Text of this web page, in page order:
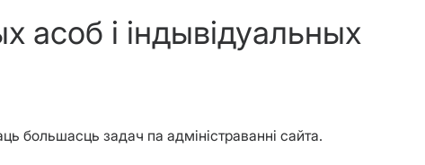
і індывідуальных
большасць задач па адміністраванні сайта.